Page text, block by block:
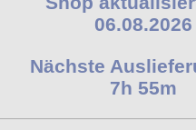
06.08.2026
Nächste
7h 55m